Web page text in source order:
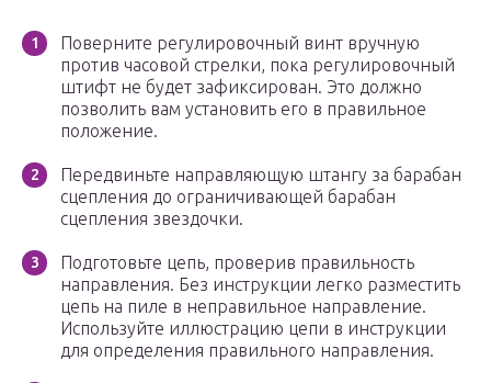
Поверните регулировочный винт вручную
против часовой стрелки, пока регулировочный
штифт не будет зафиксирован. Это должно
позволить вам установить его в правильное
положение.
Передвиньте направляющую штангу за барабан
сцепления до ограничивающей барабан
сцепления звездочки.
Подготовьте цепь, проверив правильность
направления. Без инструкции легко разместить
цепь на пиле в неправильное направление.
Используйте иллюстрацию цепи в инструкции
для определения правильного направления.